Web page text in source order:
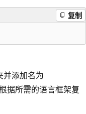
复制
并添加名为
据所需的语言框架复